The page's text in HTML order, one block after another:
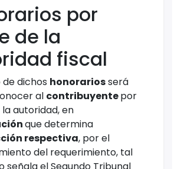
por
de la
fiscal
dichos honorariosserá
al contribuyentepor
autoridad, en
que determina
respectiva, por el
del requerimiento, tal
señala el Segundo Tribunal